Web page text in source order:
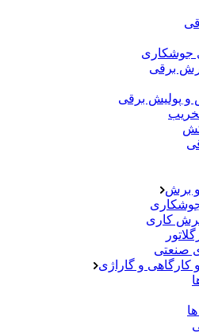
جوشکاری
برش برقی
و پولیش برقی
تخریب
و برش
جوشکاری
برش کاری
صنعتی
کارگاهی و گاراژی